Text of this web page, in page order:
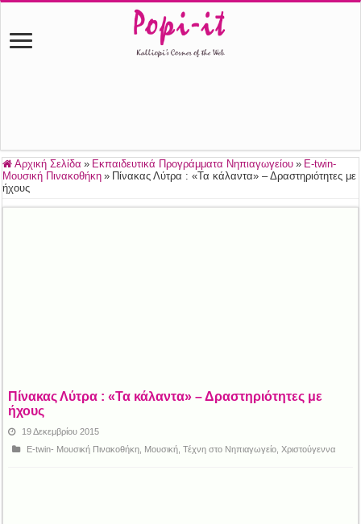
Αρχική Σελίδα » Εκπαιδευτικά Προγράμματα Νηπιαγωγείου » E-twin-
Μουσική Πινακοθήκη » Πίνακας Λύτρα : «Τα κάλαντα» – Δραστηριότητες με
ήχους
Πίνακας Λύτρα : «Τα κάλαντα» – Δραστηριότητες με
ήχους
19 Δεκεμβρίου 2015
E-twin- Μουσική Πινακοθήκη Μουσική ,Τέχνη στο Νηπιαγωγείο ,Χριστούγεννα